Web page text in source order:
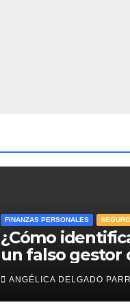
FINANZAS PERSONALES
¿Cómo
un falso gestor
Afore y proteger
ahorro para el
ANGÉLICA DELGADO